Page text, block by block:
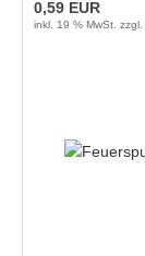
0,59 EUR
inkl. 19 % MwSt. zzgl.